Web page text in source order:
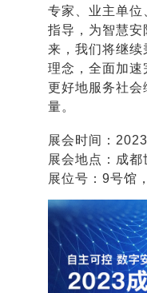
专家、业主单位
指导，为智慧安
来，我们将继续
理念，全面加速
更好地服务社会
量。
展会时间：
展会地点：成
展位号：9号馆